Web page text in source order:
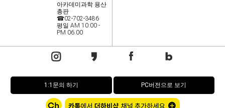
아카데미과학 용산
총판
☎02-702-3486
평일 AM 10:00 -
PM 06:00
1:1문의 하기 PC버전으로 보기